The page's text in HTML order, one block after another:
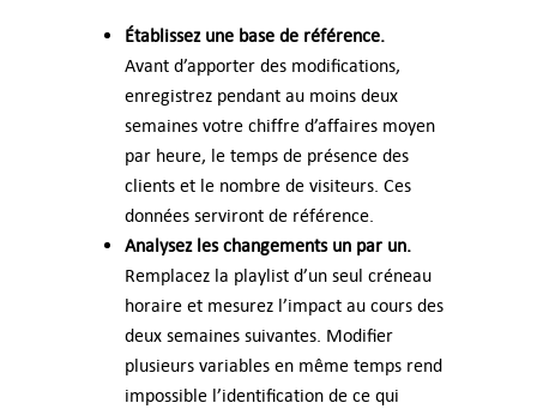
Établissez une base de référence.
Avant d’apporter des modifications,
enregistrez pendant au moins deux
semaines votre chiffre d’affaires moyen
par heure, le temps de présence des
clients et le nombre de visiteurs. Ces
données serviront de référence.
Analysez les changements un par un.
Remplacez la playlist d’un seul créneau
horaire et mesurez l’impact au cours des
deux semaines suivantes. Modifier
plusieurs variables en même temps rend
impossible l’identification de ce qui